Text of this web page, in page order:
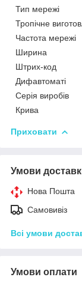
Тип мережі
Тропічне
Частота мережі
Ширина
Штрих-код
Дифавтоматі
Серія виробів
Крива
Приховати
Умови
Нова Пошта
Самовивіз
Всі умови
Умови оплати